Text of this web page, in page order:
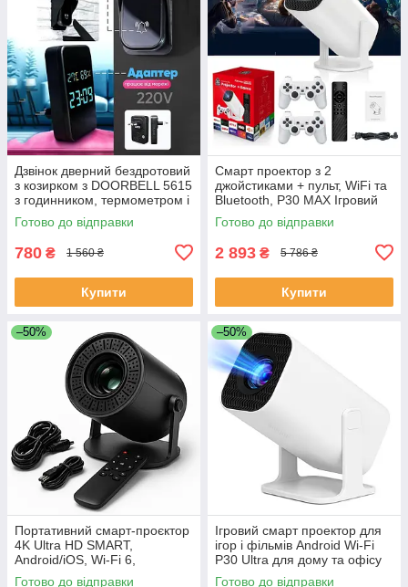
Дзвінок дверний бездротовий
з козирком з DOORBELL 5615
з годинником, термометром і
показником вологості RA-32
Готово до відправки
780 ₴ 1 560 ₴
Купити
Смарт проектор з 2
джойстиками + пульт, WiFi та
Bluetooth, Р30 МАХ Ігровий
проектор для дому приставка
UX-20
Готово до відправки
2 893 ₴ 5 786 ₴
Купити
–50%
Портативний смарт-проєктор
4K Ultra HD SMART,
Android/iOS, Wi-Fi 6,
Bluetooth, HDMI, домашній
Готово до відправки
–50%
Ігровий смарт проектор для
ігор і фільмів Android Wi-Fi
P30 Ultra для дому та офісу
домашній кінотеатр SC-76
Готово до відправки